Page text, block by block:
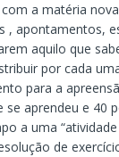
a matéria
, apontamentos,
aquilo que
por cada
para a
aprendeu e 40
a uma
de